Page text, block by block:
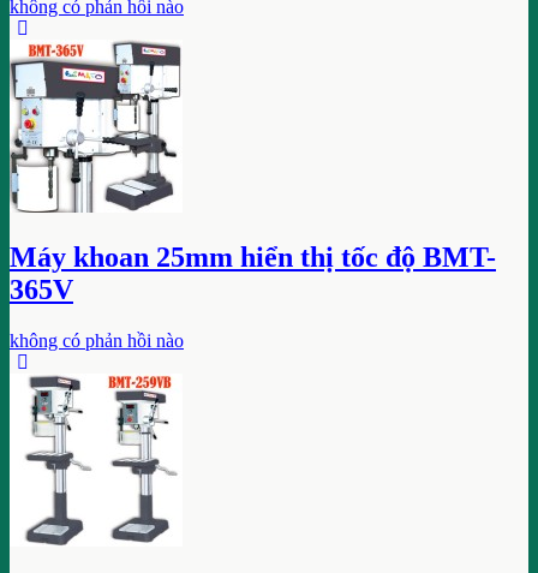
không có phản hồi nào
Máy khoan 25mm hiển thị tốc độ BMT-
365V
không có phản hồi nào